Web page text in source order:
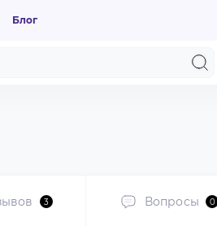
Блог
3 Вопросы 0